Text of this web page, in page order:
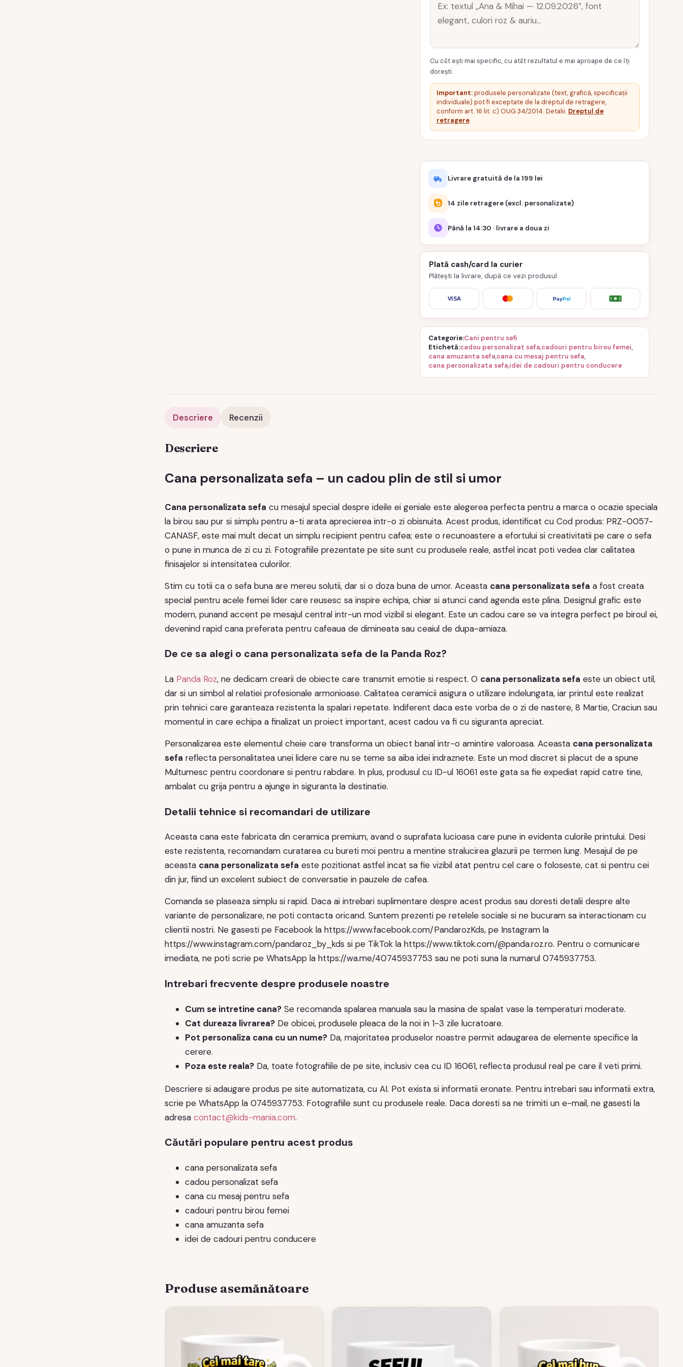
Cu cât ești mai specific, cu atât rezultatul e mai aproape de ce îți
dorești.
Important:produsele personalizate (text, grafică, specificații
individuale) pot fi exceptate de la dreptul de retragere,
conform art. 16 lit. c) OUG 34/2014. Detalii: Dreptul de
retragere.
Livrare gratuită de la 199 lei
14 zile retragere (excl. personalizate)
Până la 14:30 · livrare a doua zi
Plată cash/card la curier
Plătești la livrare, după ce vezi produsul
VISA PayPal
Categorie Cani pentru sefi
Etichetă cadou personalizat sefa,cadouri pentru birou femei,
cana amuzanta sefa,cana cu mesaj pentru sefa,
cana personalizata sefa,idei de cadouri pentru conducere
Descriere Recenzii
Descriere
Cana personalizata sefa – un cadou plin de stil si umor
Cana personalizata sefa cu mesajul special despre ideile ei geniale este alegerea perfecta pentru a marca o ocazie speciala
la birou sau pur si simplu pentru a-ti arata aprecierea intr-o zi obisnuita. Acest produs, identificat cu Cod produs: PRZ-0057-
CANASF, este mai mult decat un simplu recipient pentru cafea; este o recunoastere a efortului si creativitatii pe care o sefa
o pune in munca de zi cu zi. Fotografiile prezentate pe site sunt cu produsele reale, astfel incat poti vedea clar calitatea
finisajelor si intensitatea culorilor.
Stim cu totii ca o sefa buna are mereu solutii, dar si o doza buna de umor. Aceasta cana personalizata sefa a fost creata
special pentru acele femei lider care reusesc sa inspire echipa, chiar si atunci cand agenda este plina. Designul grafic este
modern, punand accent pe mesajul central intr-un mod vizibil si elegant. Este un cadou care se va integra perfect pe biroul ei,
devenind rapid cana preferata pentru cafeaua de dimineata sau ceaiul de dupa-amiaza.
De ce sa alegi o cana personalizata sefa de la Panda Roz?
La Panda Roz, ne dedicam crearii de obiecte care transmit emotie si respect. O cana personalizata sefa este un obiect util,
dar si un simbol al relatiei profesionale armonioase. Calitatea ceramicii asigura o utilizare indelungata, iar printul este realizat
prin tehnici care garanteaza rezistenta la spalari repetate. Indiferent daca este vorba de o zi de nastere, 8 Martie, Craciun sau
momentul in care echipa a finalizat un proiect important, acest cadou va fi cu siguranta apreciat.
Personalizarea este elementul cheie care transforma un obiect banal intr-o amintire valoroasa. Aceasta cana personalizata
sefa reflecta personalitatea unei lidere care nu se teme sa aiba idei indraznete. Este un mod discret si placut de a spune
Multumesc pentru coordonare si pentru rabdare. In plus, produsul cu ID-ul 16061 este gata sa fie expediat rapid catre tine,
ambalat cu grija pentru a ajunge in siguranta la destinatie.
Detalii tehnice si recomandari de utilizare
Aceasta cana este fabricata din ceramica premium, avand o suprafata lucioasa care pune in evidenta culorile printului. Desi
este rezistenta, recomandam curatarea cu bureti moi pentru a mentine stralucirea glazurii pe termen lung. Mesajul de pe
aceasta cana personalizata sefa este pozitionat astfel incat sa fie vizibil atat pentru cel care o foloseste, cat si pentru cei
din jur, fiind un excelent subiect de conversatie in pauzele de cafea.
Comanda se plaseaza simplu si rapid. Daca ai intrebari suplimentare despre acest produs sau doresti detalii despre alte
variante de personalizare, ne poti contacta oricand. Suntem prezenti pe retelele sociale si ne bucuram sa interactionam cu
clientii nostri. Ne gasesti pe Facebook la https://www.facebook.com/PandarozKds, pe Instagram la
https://www.instagram.com/pandaroz_by_kds si pe TikTok la https://www.tiktok.com/@panda.roz.ro. Pentru o comunicare
imediata, ne poti scrie pe WhatsApp la https://wa.me/40745937753 sau ne poti suna la numarul 0745937753.
Intrebari frecvente despre produsele noastre
Cum se intretine cana? Se recomanda spalarea manuala sau la masina de spalat vase la temperaturi moderate.
Cat dureaza livrarea? De obicei, produsele pleaca de la noi in 1-3 zile lucratoare.
Pot personaliza cana cu un nume? Da, majoritatea produselor noastre permit adaugarea de elemente specifice la
cerere.
Poza este reala? Da, toate fotografiile de pe site, inclusiv cea cu ID 16061, reflecta produsul real pe care il veti primi.
Descriere si adaugare produs pe site automatizata, cu AI. Pot exista si informatii eronate. Pentru intrebari sau informatii extra,
scrie pe WhatsApp la 0745937753. Fotografiile sunt cu produsele reale. Daca doresti sa ne trimiti un e-mail, ne gasesti la
adresa contact@kids-mania.com.
Căutări populare pentru acest produs
cana personalizata sefa
cadou personalizat sefa
cana cu mesaj pentru sefa
cadouri pentru birou femei
cana amuzanta sefa
idei de cadouri pentru conducere
Produse asemănătoare